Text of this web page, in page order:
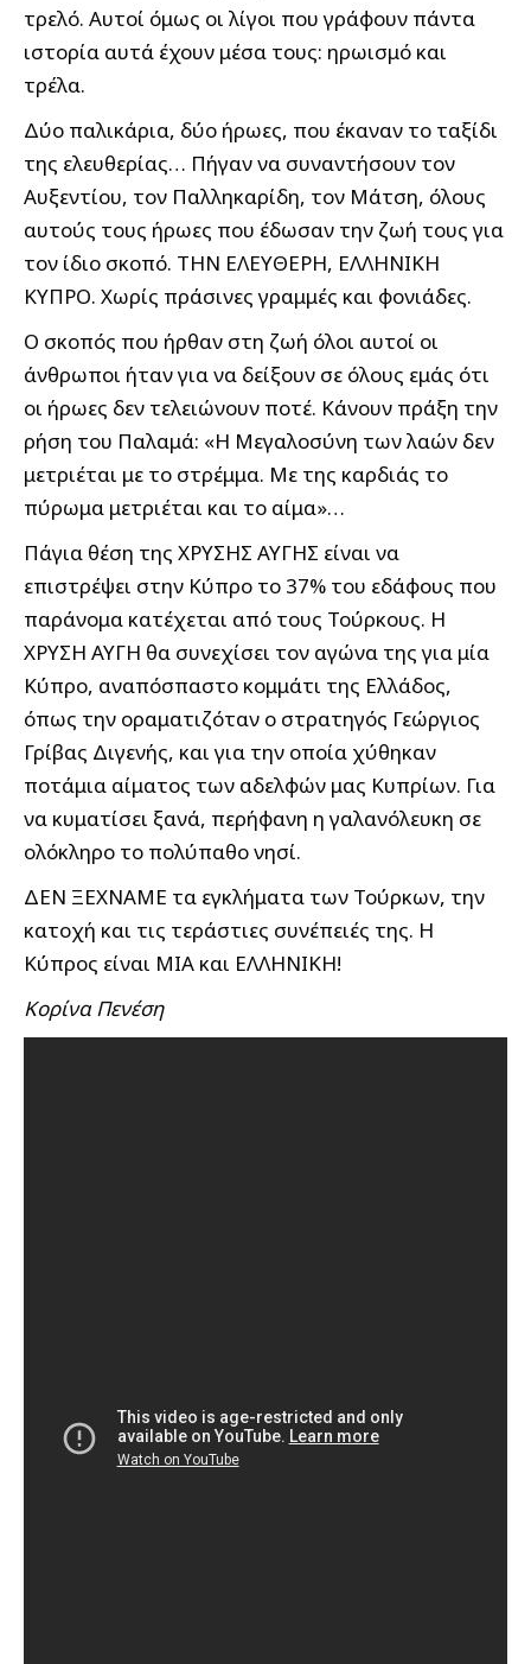
τρελό. Αυτοί όμως οι λίγοι που γράφουν πάντα
ιστορία αυτά έχουν μέσα τους: ηρωισμό και
τρέλα.
Δύο παλικάρια, δύο ήρωες, που έκαναν το ταξίδι
της ελευθερίας… Πήγαν να συναντήσουν τον
Αυξεντίου, τον Παλληκαρίδη, τον Μάτση, όλους
αυτούς τους ήρωες που έδωσαν την ζωή τους για
τον ίδιο σκοπό. ΤΗΝ ΕΛΕΥΘΕΡΗ, ΕΛΛΗΝΙΚΗ
ΚΥΠΡΟ. Χωρίς πράσινες γραμμές και φονιάδες.
Ο σκοπός που ήρθαν στη ζωή όλοι αυτοί οι
άνθρωποι ήταν για να δείξουν σε όλους εμάς ότι
οι ήρωες δεν τελειώνουν ποτέ. Κάνουν πράξη την
ρήση του Παλαμά: «Η Μεγαλοσύνη των λαών δεν
μετριέται με το στρέμμα. Με της καρδιάς το
πύρωμα μετριέται και το αίμα»…
Πάγια θέση της ΧΡΥΣΗΣ ΑΥΓΗΣ είναι να
επιστρέψει στην Κύπρο το 37% του εδάφους που
παράνομα κατέχεται από τους Τούρκους. Η
ΧΡΥΣΗ ΑΥΓΗ θα συνεχίσει τον αγώνα της για μία
Κύπρο, αναπόσπαστο κομμάτι της Ελλάδος,
όπως την οραματιζόταν ο στρατηγός Γεώργιος
Γρίβας Διγενής, και για την οποία χύθηκαν
ποτάμια αίματος των αδελφών μας Κυπρίων. Για
να κυματίσει ξανά, περήφανη η γαλανόλευκη σε
ολόκληρο το πολύπαθο νησί.
ΔΕΝ ΞΕΧΝΑΜΕ τα εγκλήματα των Τούρκων, την
κατοχή και τις τεράστιες συνέπειές της. Η
Κύπρος είναι ΜΙΑ και ΕΛΛΗΝΙΚΗ!
Κορίνα Πενέση